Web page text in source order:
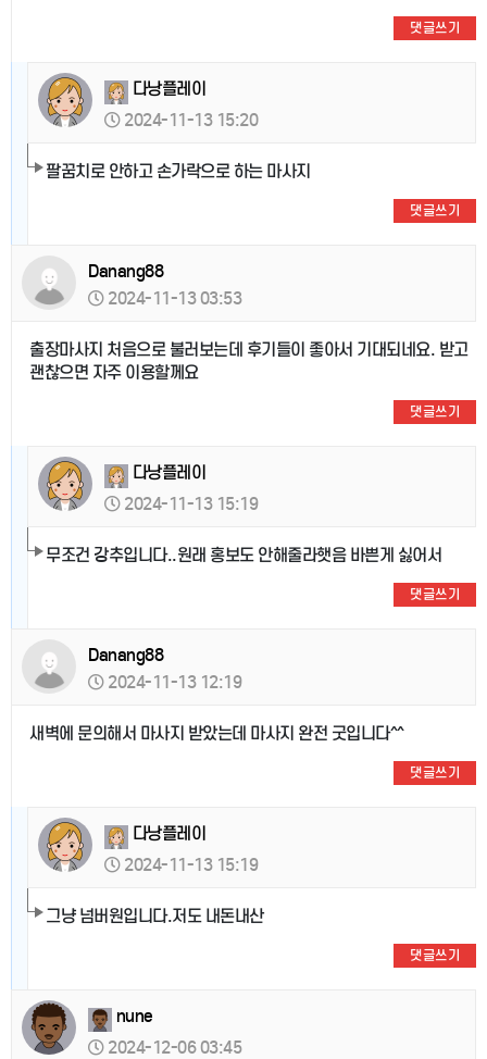
댓글쓰기
다낭플레이
2024-11-13 15:20
팔꿈치로 안하고 손가락으로 하는 마사지
댓글쓰기
Danang88
2024-11-13 03:53
출장마사지 처음으로 불러보는데 후기들이 좋아서 기대되네요. 받고
괜찮으면 자주 이용할께요
댓글쓰기
다낭플레이
2024-11-13 15:19
무조건 강추입니다..원래 홍보도 안해줄라햇음 바쁜게 싫어서
댓글쓰기
Danang88
2024-11-13 12:19
새벽에 문의해서 마사지 받았는데 마사지 완전 굿입니다^^
댓글쓰기
다낭플레이
2024-11-13 15:19
그냥 넘버원입니다.저도 내돈내산
댓글쓰기
nune
2024-12-06 03:45